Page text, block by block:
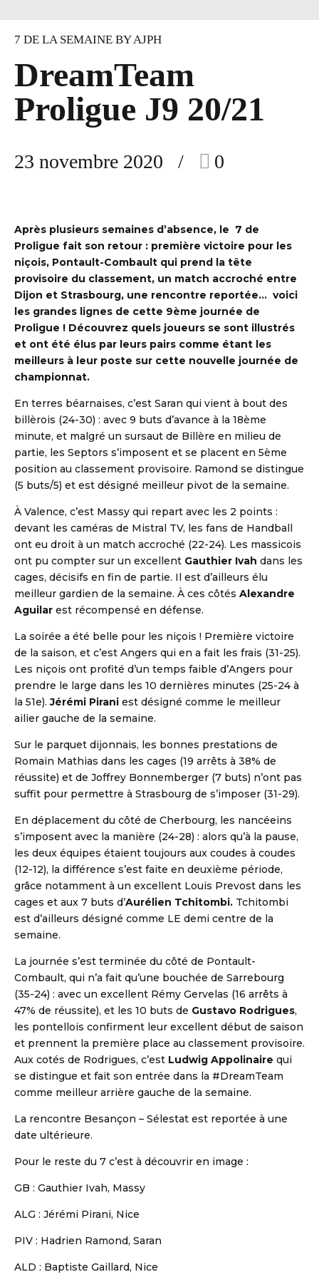
7 DE LA SEMAINE BY AJPH
DreamTeam
Proligue J9 20/21
23 novembre 2020 0
Après plusieurs semaines d’absence, le 7 de
Proligue fait son retour : première victoire pour les
niçois, Pontault-Combault qui prend la tête
provisoire du classement, un match accroché entre
Dijon et Strasbourg, une rencontre reportée… voici
les grandes lignes de cette 9ème journée de
Proligue ! Découvrez quels joueurs se sont illustrés
et ont été élus par leurs pairs comme étant les
meilleurs à leur poste sur cette nouvelle journée de
championnat.
En terres béarnaises, c’est Saran qui vient à bout des
billèrois (24-30) : avec 9 buts d’avance à la 18ème
minute, et malgré un sursaut de Billère en milieu de
partie, les Septors s’imposent et se placent en 5ème
position au classement provisoire. Ramond se distingue
(5 buts/5) et est désigné meilleur pivot de la semaine.
À Valence, c’est Massy qui repart avec les 2 points :
devant les caméras de Mistral TV, les fans de Handball
ont eu droit à un match accroché (22-24). Les massicois
ont pu compter sur un excellent Gauthier Ivah dans les
cages, décisifs en fin de partie. Il est d’ailleurs élu
meilleur gardien de la semaine. À ces côtés Alexandre
Aguilar est récompensé en défense.
La soirée a été belle pour les niçois ! Première victoire
de la saison, et c’est Angers qui en a fait les frais (31-25).
Les niçois ont profité d’un temps faible d’Angers pour
prendre le large dans les 10 dernières minutes (25-24 à
la 51e).Jérémi Pirani est désigné comme le meilleur
ailier gauche de la semaine.
Sur le parquet dijonnais, les bonnes prestations de
Romain Mathias dans les cages (19 arrêts à 38% de
réussite) et de Joffrey Bonnemberger (7 buts) n’ont pas
suffit pour permettre à Strasbourg de s’imposer (31-29).
En déplacement du côté de Cherbourg, les nancéeins
s’imposent avec la manière (24-28) : alors qu’à la pause,
les deux équipes étaient toujours aux coudes à coudes
(12-12), la différence s’est faite en deuxième période,
grâce notamment à un excellent Louis Prevost dans les
cages et aux 7 buts d’Aurélien Tchitombi. Tchitombi
est d’ailleurs désigné comme LE demi centre de la
semaine.
La journée s’est terminée du côté de Pontault-
Combault, qui n’a fait qu’une bouchée de Sarrebourg
(35-24) : avec un excellent Rémy Gervelas (16 arrêts à
47% de réussite), et les 10 buts de Gustavo Rodrigues,
les pontellois confirment leur excellent début de saison
et prennent la première place au classement provisoire.
Aux cotés de Rodrigues, c’est Ludwig Appolinaire qui
se distingue et fait son entrée dans la #DreamTeam
comme meilleur arrière gauche de la semaine.
La rencontre Besançon – Sélestat est reportée à une
date ultérieure.
Pour le reste du 7 c’est à découvrir en image :
GB : Gauthier Ivah, Massy
ALG : Jérémi Pirani, Nice
PIV : Hadrien Ramond, Saran
ALD : Baptiste Gaillard, Nice